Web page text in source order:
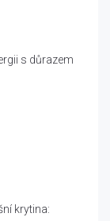
s důrazem
krytina: